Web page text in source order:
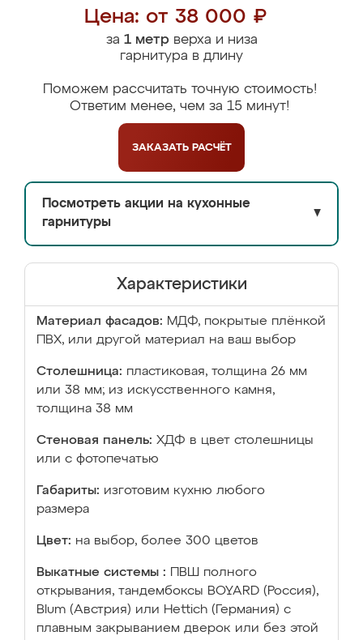
Цена: от 38 000 ₽
за 1 метрверха и низа
гарнитура в длину
Поможем рассчитать точную стоимость!
Ответим менее, чем за 15 минут!
ЗАКАЗАТЬ РАСЧЁТ
Посмотреть акции на кухонные
гарнитуры
▼
Характеристики
Материал фасадов: МДФ, покрытые плёнкой
ПВХ, или другой материал на ваш выбор
Столешница: пластиковая, толщина 26 мм
или 38 мм; из искусственного камня,
толщина 38 мм
Стеновая панель: ХДФ в цвет столешницы
или с фотопечатью
Габариты: изготовим кухню любого
размера
Цвет: на выбор, более 300 цветов
Выкатные системы :
ПВШ полного
открывания, тандембоксы BOYARD (Россия),
Blum (Австрия) или Hettich (Германия) с
плавным закрыванием дверок или без этой